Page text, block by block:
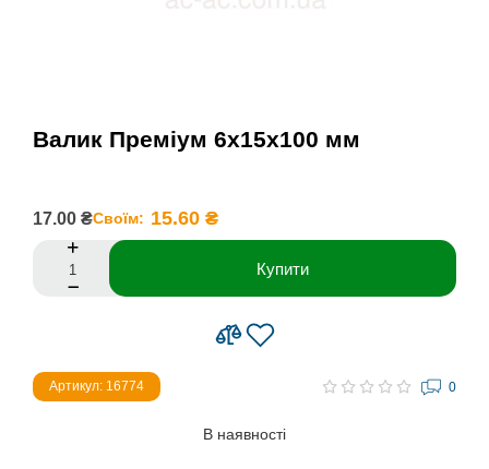
Валик Преміум 6х15х100 мм
17.00 ₴Своїм: 15.60 ₴
Купити
Артикул: 16774 0
В наявності